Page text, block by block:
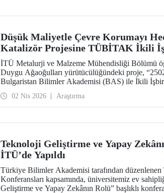
proje, TÜBİTAK 2515
desteklenmeye hak
Düşük Maliyetle Çevre Korumayı
Katalizör Projesine TÜBİTAK İkili
Desteği
İTÜ Metalurji ve Malzeme Mühendisliği Bölümü
Duygu Ağaoğulları yürütücülüğündeki proje,
Bulgaristan Bilimler Akademisi (BAS) ile İkili
hazırlanmasında sürdürülebilir ve yenilikçi
çıkıyor.
02 Nis 2026 Araştırma
Teknoloji Geliştirme ve Yapay
İTÜ’de Yapıldı
Türkiye Bilimler Akademisi tarafından
Konferansları kapsamında, üniversitemiz ev
Geliştirme ve Yapay Zekânın Rolü” başlıklı